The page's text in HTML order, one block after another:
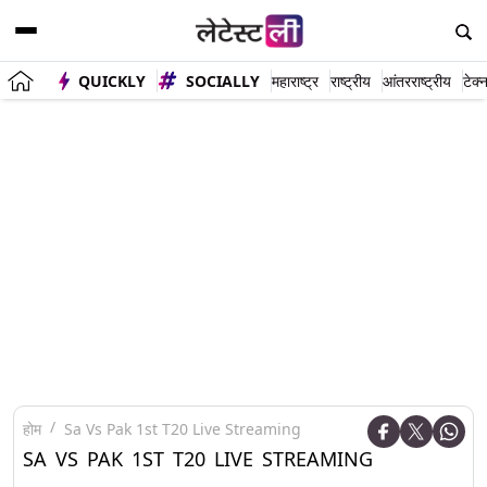
QUICKLY SOCIALLY महाराष्ट्र राष्ट्रीय आंतरराष्ट्रीय
होम Sa Vs Pak 1st T20 Live Streaming
SA VS PAK 1ST T20 LIVE STREAMING